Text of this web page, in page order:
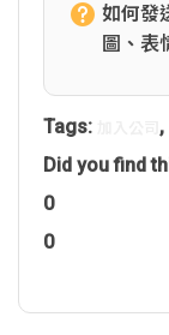
如何發
圖、表
Tags: ,
Did you find
0
0